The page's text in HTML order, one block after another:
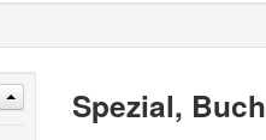
Spezial, Buch